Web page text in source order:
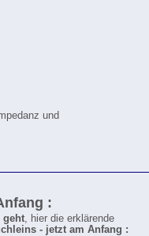
und
:
geht, hier die erklärende
- jetzt am Anfang :